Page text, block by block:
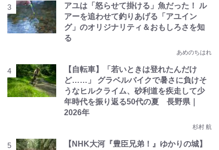
アユは「怒らせて掛ける」魚だった！ ル
アーを追わせて釣りあげる「アユイン
グ」のオリジナリティ＆おもしろさを知
る
あめのちはれ
【自転車】「若いときは登れたんだけ
ど……」 グラベルバイクで暑さに負けそ
うなヒルクライム、砂利道を疾走して少
年時代を振り返る50代の夏 長野県｜
2026年
杉村 航
【NHK大河『豊臣兄弟！』ゆかりの城】